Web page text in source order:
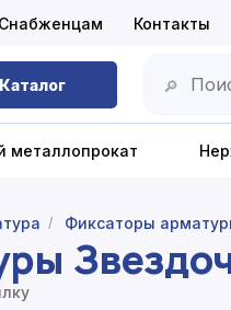
Каталог 🔎
металлопрокат
Снабженцам Контакты
/ Фиксаторы